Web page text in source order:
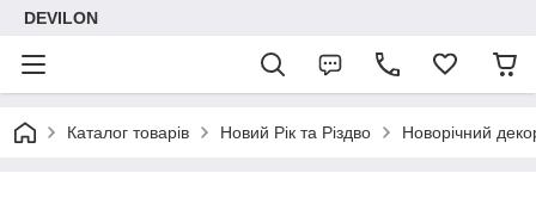
DEVILON
Каталог товарів Новий Рік та Різдво Новорічний